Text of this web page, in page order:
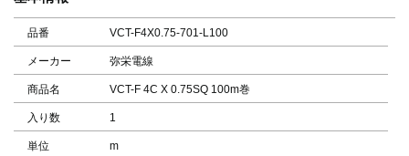
品番 VCT-F4X0.75-701-L100
メーカー 弥栄電線
商品名 VCT-F 4C X 0.75SQ 100m巻
入り数 1
単位 m